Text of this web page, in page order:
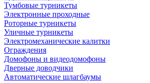
Тумбовые турникеты
Электронные проходные
Роторные турникеты
Уличные турникеты
Электромеханические калитки
Ограждения
Домофоны и видеодомофоны
Дверные доводчики
Автоматические шлагбаумы